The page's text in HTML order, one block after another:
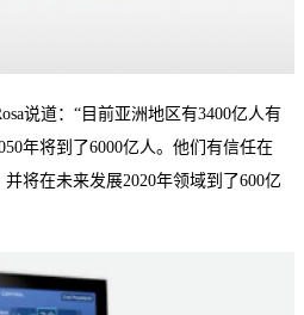
说道：“目前亚洲地区有3400亿人有
年将到了6000亿人。他们有信任在
将在未来发展2020年领域到了600亿